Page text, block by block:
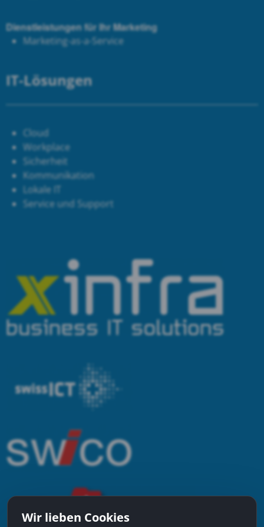
Dienstleistungen für Ihr Marketing
Marketing-as-a-Service
IT-Lösungen
Cloud
Workplace
Sicherheit
Kommunikation
Lokale IT
Service und Support
Wir lieben Cookies